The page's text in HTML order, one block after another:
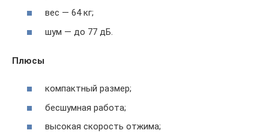
вес — 64 кг;
шум — до 77 дБ.
Плюсы
компактный размер;
бесшумная работа;
высокая скорость отжима;